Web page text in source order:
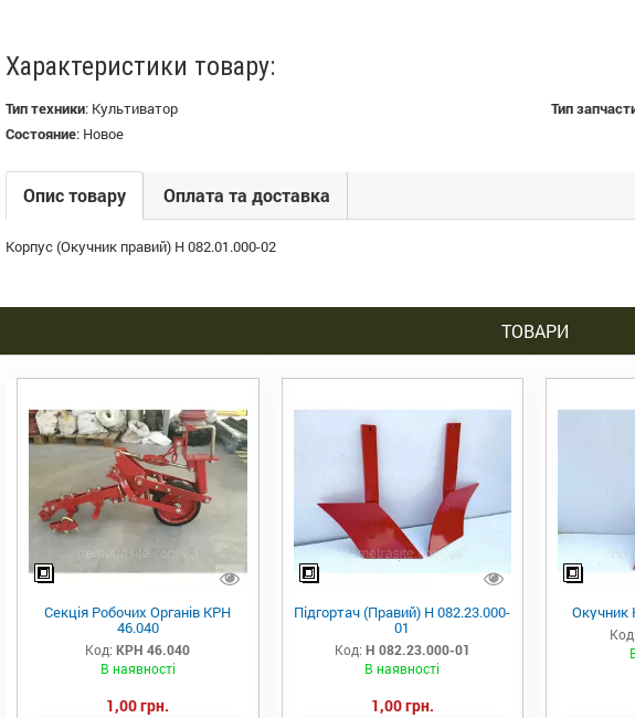
Характеристики товару:
Тип техники: Культиватор Тип
Состояние: Новое
Опис товару Оплата та доставка
Корпус (Окучник правий) Н 082.01.000-02
ТОВАРИ
Секція Робочих Органів КРН
46.040
Код: КРН 46.040
В наявності
1,00 грн.
Підгортач (Правий) Н 082.23.000-
01
Код: Н 082.23.000-01
В наявності
1,00 грн.
Окучник
Код: